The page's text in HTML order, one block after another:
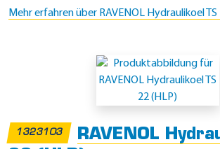
Mehr erfahren über RAVENOL Hydraulikoel
1323103
RAVENOL